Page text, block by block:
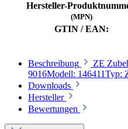
Hersteller-
(MPN)
GTIN / EAN:
Beschreibung
ZE
9016Modell: 146411Typ:
Downloads
Hersteller
Bewertungen